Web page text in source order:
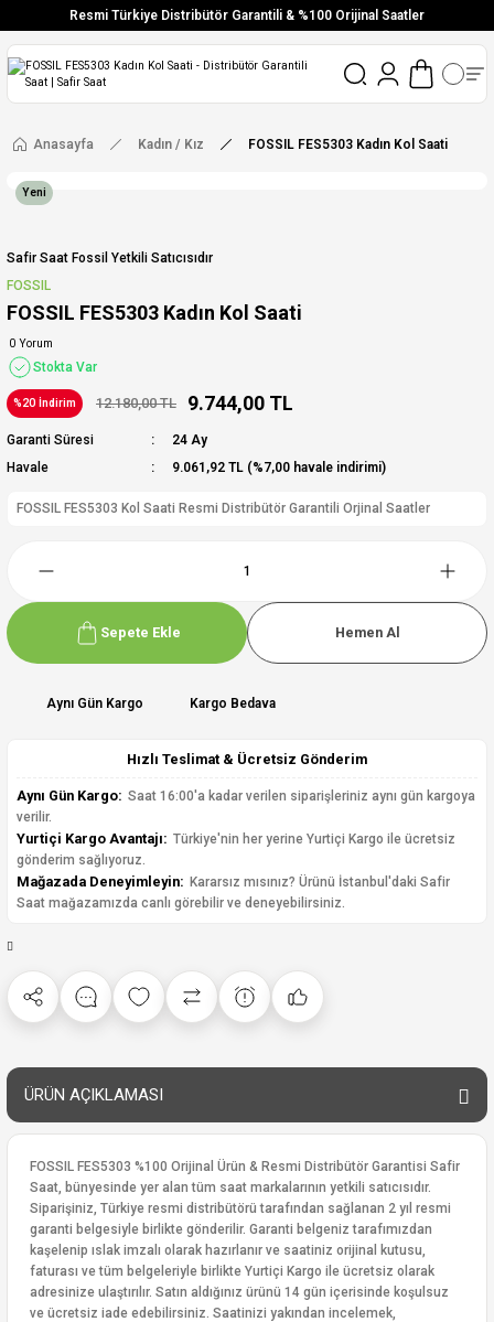
Resmi Türkiye Distribütör Garantili & %100 Orijinal Saatler
Vade Farksız 6 Taksit
Ücretsiz Kargo
Anasayfa Kadın / Kız FOSSIL FES5303 Kadın Kol Saati
Yeni
Safir Saat Fossil Yetkili Satıcısıdır
FOSSIL
FOSSIL FES5303 Kadın Kol Saati
0 Yorum
Stokta Var
%20 İndirim 12.180,00 TL 9.744,00 TL
Garanti Süresi
24 Ay
Havale
9.061,92 TL (%7,00 havale indirimi)
FOSSIL FES5303 Kol Saati Resmi Distribütör Garantili Orjinal Saatler
Sepete Ekle Hemen Al
Aynı Gün Kargo Kargo Bedava
Hızlı Teslimat & Ücretsiz Gönderim
Aynı Gün Kargo: Saat 16:00'a kadar verilen siparişleriniz aynı gün kargoya
verilir.
Yurtiçi Kargo Avantajı: Türkiye'nin her yerine Yurtiçi Kargo ile ücretsiz
gönderim sağlıyoruz.
Mağazada Deneyimleyin: Kararsız mısınız? Ürünü İstanbul'daki Safir
Saat mağazamızda canlı görebilir ve deneyebilirsiniz.
ÜRÜN AÇIKLAMASI
FOSSIL FES5303 %100 Orijinal Ürün & Resmi Distribütör Garantisi Safir
Saat, bünyesinde yer alan tüm saat markalarının yetkili satıcısıdır.
Siparişiniz, Türkiye resmi distribütörü tarafından sağlanan 2 yıl resmi
garanti belgesiyle birlikte gönderilir. Garanti belgeniz tarafımızdan
kaşelenip ıslak imzalı olarak hazırlanır ve saatiniz orijinal kutusu,
faturası ve tüm belgeleriyle birlikte Yurtiçi Kargo ile ücretsiz olarak
adresinize ulaştırılır. Satın aldığınız ürünü 14 gün içerisinde koşulsuz
ve ücretsiz iade edebilirsiniz. Saatinizi yakından incelemek,